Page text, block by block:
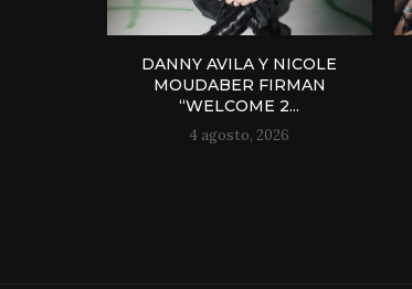
DANNY AVILA Y NICOLE
MOUDABER FIRMAN
“WELCOME 2...
4 agosto, 2026